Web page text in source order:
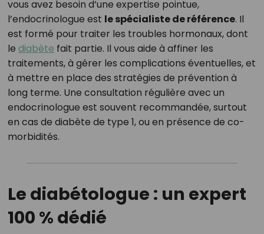
vous avez besoin d’une expertise pointue,
l’endocrinologue est le spécialiste de référence. Il
est formé pour traiter les troubles hormonaux, dont
le diabète fait partie. Il vous aide à affiner les
traitements, à gérer les complications éventuelles, et
à mettre en place des stratégies de prévention à
long terme. Une consultation régulière avec un
endocrinologue est souvent recommandée, surtout
en cas de diabète de type 1, ou en présence de co-
morbidités.
Le diabétologue : un expert
100 % dédié